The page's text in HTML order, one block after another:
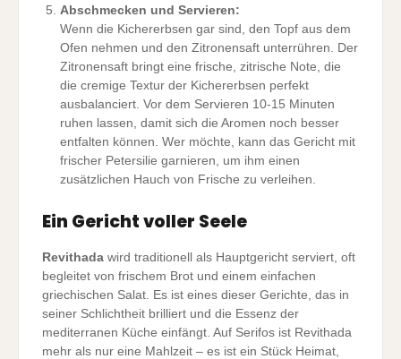
Abschmecken und Servieren:
Wenn die Kichererbsen gar sind, den Topf aus dem
Ofen nehmen und den Zitronensaft unterrühren. Der
Zitronensaft bringt eine frische, zitrische Note, die
die cremige Textur der Kichererbsen perfekt
ausbalanciert. Vor dem Servieren 10-15 Minuten
ruhen lassen, damit sich die Aromen noch besser
entfalten können. Wer möchte, kann das Gericht mit
frischer Petersilie garnieren, um ihm einen
zusätzlichen Hauch von Frische zu verleihen.
Ein Gericht voller Seele
Revithadawird traditionell als Hauptgericht serviert, oft
begleitet von frischem Brot und einem einfachen
griechischen Salat. Es ist eines dieser Gerichte, das in
seiner Schlichtheit brilliert und die Essenz der
mediterranen Küche einfängt. Auf Serifos ist Revithada
mehr als nur eine Mahlzeit – es ist ein Stück Heimat,